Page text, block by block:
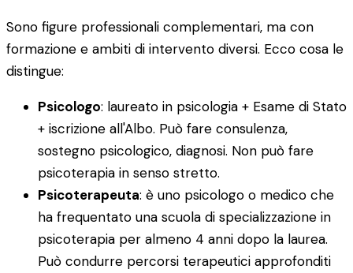
Sono figure professionali complementari, ma con
formazione e ambiti di intervento diversi. Ecco cosa le
distingue:
Psicologo: laureato in psicologia + Esame di Stato
+ iscrizione all'Albo. Può fare consulenza,
sostegno psicologico, diagnosi. Non può fare
psicoterapia in senso stretto.
Psicoterapeuta: è uno psicologo o medico che
ha frequentato una scuola di specializzazione in
psicoterapia per almeno 4 anni dopo la laurea.
Può condurre percorsi terapeutici approfonditi